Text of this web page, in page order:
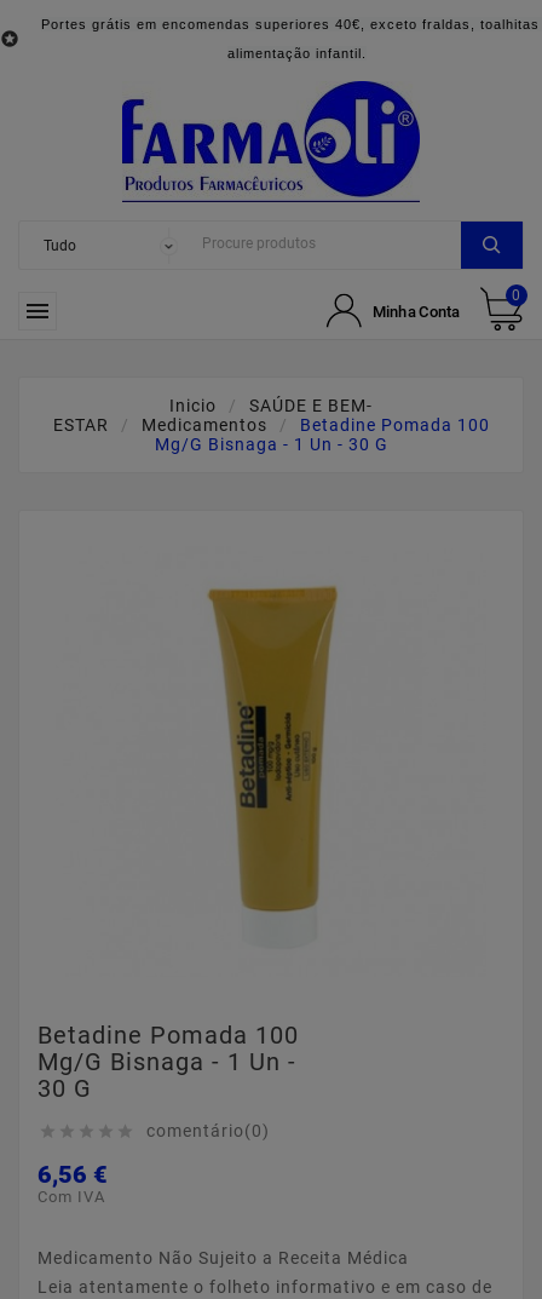

Portes grátis em encomendas superiores 40€, exceto fraldas, toalhitas
alimentação infantil.
 Minha Conta
0
Inicio
SAÚDE E BEM-
ESTAR
Medicamentos
Betadine Pomada 100
Mg/g Bisnaga - 1 Un - 30 G
Betadine Pomada 100
Mg/g Bisnaga - 1 Un -
30 G
     comentário(0)
6,56 €
Com IVA
Medicamento Não Sujeito a Receita Médica
Leia atentamente o folheto informativo e em caso de